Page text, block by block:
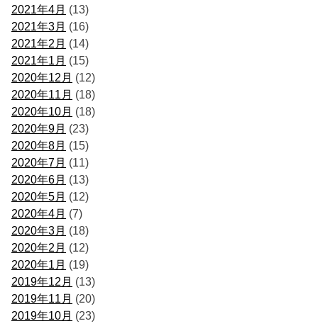
2021年4月 (13)
2021年3月 (16)
2021年2月 (14)
2021年1月 (15)
2020年12月 (12)
2020年11月 (18)
2020年10月 (18)
2020年9月 (23)
2020年8月 (15)
2020年7月 (11)
2020年6月 (13)
2020年5月 (12)
2020年4月 (7)
2020年3月 (18)
2020年2月 (12)
2020年1月 (19)
2019年12月 (13)
2019年11月 (20)
2019年10月 (23)